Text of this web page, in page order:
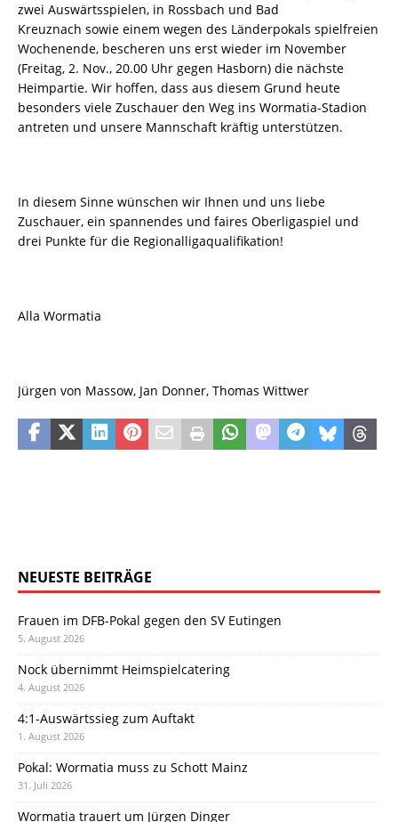
zwei Auswärtsspielen, in Rossbach und Bad
Kreuznach sowie einem wegen des Länderpokals spielfreien
Wochenende, bescheren uns erst wieder im November
(Freitag, 2. Nov., 20.00 Uhr gegen Hasborn) die nächste
Heimpartie. Wir hoffen, dass aus diesem Grund heute
besonders viele Zuschauer den Weg ins Wormatia-Stadion
antreten und unsere Mannschaft kräftig unterstützen.
In diesem Sinne wünschen wir Ihnen und uns liebe
Zuschauer, ein spannendes und faires Oberligaspiel und
drei Punkte für die Regionalligaqualifikation!
Alla Wormatia
Jürgen von Massow, Jan Donner, Thomas Wittwer
NEUESTE BEITRÄGE
Frauen im DFB-Pokal gegen den SV Eutingen
5. August 2026
Nock übernimmt Heimspielcatering
4. August 2026
4:1-Auswärtssieg zum Auftakt
1. August 2026
Pokal: Wormatia muss zu Schott Mainz
31. Juli 2026
Wormatia trauert um Jürgen Dinger